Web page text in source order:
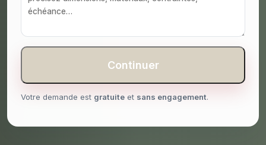
Continuer
Votre demande est gratuite et sans engagement.